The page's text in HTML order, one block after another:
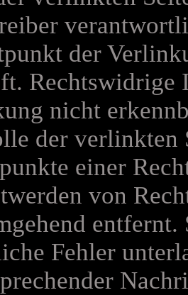
der
Rechtswidrige
nicht
der verlinkten
einer
von
Fehler